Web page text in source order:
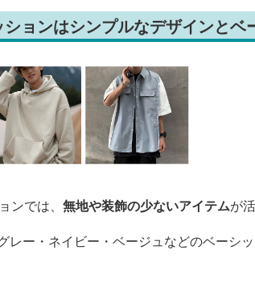
ョンはシンプルなデザインとベ
ンでは、 無地や装飾の少ないアイテムが
レー・ネイビー・ベージュなどのベーシ